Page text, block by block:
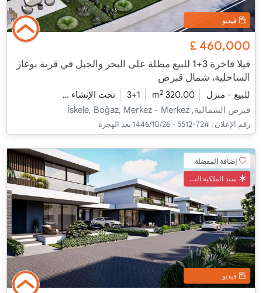
فيديو
460,000
£
فيلا فاخرة 3+1 للبيع مطلة على البحر والجبل في قرية بوغاز
الساحلية، شمال قبرص
للبيع - منزل 320.00 m
2
3+1 تحت الإنشاء
قبرص الشمالية, İskele, Boğaz, Merkez - Merkez
رقم الإعلان : #72-5512 - 26‏‏/10‏‏/1446 بعد الهجرة
إضافة المفضلة
سند الملكية التركي
فيديو